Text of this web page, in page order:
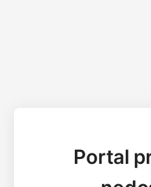
Portal